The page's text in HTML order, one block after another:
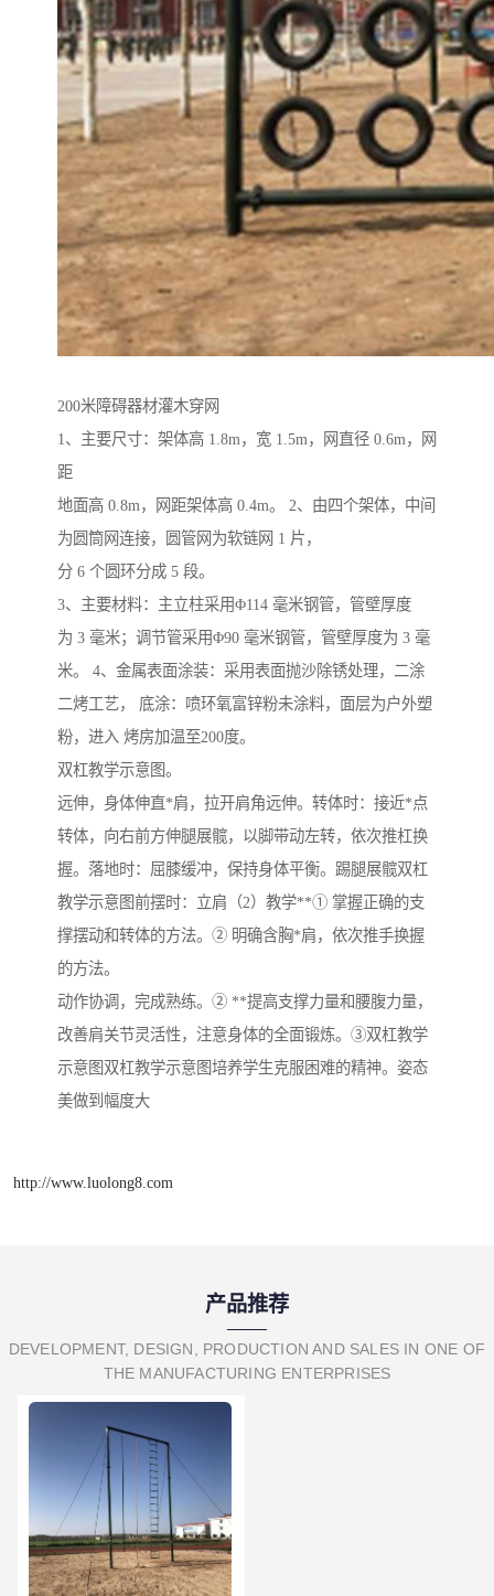
200米障碍器材灌木穿网
1、主要尺寸：架体高 1.8m，宽 1.5m，网直径 0.6m，网
距
地面高 0.8m，网距架体高 0.4m。 2、由四个架体，中间
为圆筒网连接，圆管网为软链网 1 片，
分 6 个圆环分成 5 段。
3、主要材料：主立柱采用Φ114 毫米钢管，管壁厚度
为 3 毫米；调节管采用Φ90 毫米钢管，管壁厚度为 3 毫
米。 4、金属表面涂装：采用表面抛沙除锈处理，二涂
二烤工艺， 底涂：喷环氧富锌粉未涂料，面层为户外塑
粉，进入 烤房加温至200度。
双杠教学示意图。
远伸，身体伸直*肩，拉开肩角远伸。转体时：接近*点
转体，向右前方伸腿展髋，以脚带动左转，依次推杠换
握。落地时：屈膝缓冲，保持身体平衡。踢腿展髋双杠
教学示意图前摆时：立肩（2）教学**① 掌握正确的支
撑摆动和转体的方法。② 明确含胸*肩，依次推手换握
的方法。
动作协调，完成熟练。② **提高支撑力量和腰腹力量，
改善肩关节灵活性，注意身体的全面锻炼。③双杠教学
示意图双杠教学示意图培养学生克服困难的精神。姿态
美做到幅度大
http://www.luolong8.com
产品推荐
DEVELOPMENT, DESIGN, PRODUCTION AND SALES IN ONE OF
THE MANUFACTURING ENTERPRISES